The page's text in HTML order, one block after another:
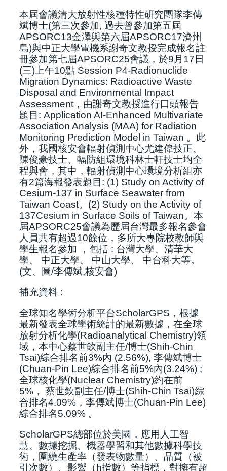
本屆會議清大放射性核種特性研究團隊李傳
斌博士(第三次參加, 過去曾參加第五屆
APSORC13金澤與第六屆APSORC17濟州
島)與中正大學電機系謝奇文教授完成報名註
冊參加第七屆APSORC25會議 ， 於9月17日
(三)上午10點 Session P4-Radionuclide
Migration Dynamics: Radioactive Waste
Disposal and Environmental Impact
Assessment， 由謝奇文教授進行口頭報告
題目: Application AI-Enhanced Multivariate
Association Analysis (MAA) for Radiation
Monitoring Prediction Model in Taiwan 。此
外 ，我國核安會輻射偵測中心尤建偉技正、
陳俊豪技士、 輻防組環境科林士軒技士均全
程與會 ，其中 ， 輻射偵測中心環境分析組亦
有2篇海報發表題目: (1) Study on Activity of
Cesium-137 in Surface Seawater from
Taiwan Coast。(2) Study on the Activity of
137Cesium in Surface Soils of Taiwan。 本
屆APSORC25會議為歷屆台灣最多報名參會
人員共有超過10餘位 ， 多所大專院校教師與
學生報名參加
，包括 : 台灣大學、 清華大
學、 中正大學、 中山大學、 中台科大等。
(文、
圖/李傳斌,核安會)
補充資料 :
全球知名學術分析平台ScholarGPS ，根據
最新發表全球學術統計的最新數據 ， 在全球
放射分析化學(Radioanalytical Chemistry)領
域 ， 本中心蔡世欽副主任/博士(Shih-Chin
Tsai)綜合排名前3%內 (2.56%), 李傳斌博士
(Chuan-Pin Lee)綜合排名前5%內(3.24%) ;
全球核化學(Nuclear Chemistry)約在前
5% ，
蔡世欽副主任/博士(Shih-Chin Tsai)綜
合排名4.09% ，李傳斌博士(Chuan-Pin Lee)
綜合排名5.09% 。
ScholarGPS總部位於美國，應用人工智
慧、數據挖掘、機器學習和其他數據科學技
術，圍繞生產率（發表物數量）、品質（被
引次數）、影響（h指數）等指標，對擁有超